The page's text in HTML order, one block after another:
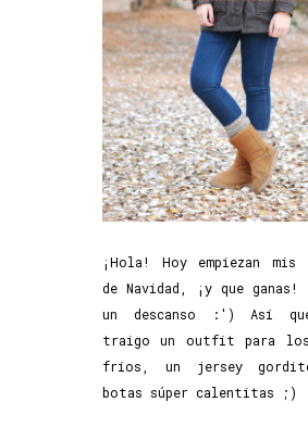
¡Hola! Hoy empiezan mis
de Navidad, ¡y que ganas!
un descanso :') Así
traigo un outfit para los
fríos, un jersey
botas súper calentitas ;)